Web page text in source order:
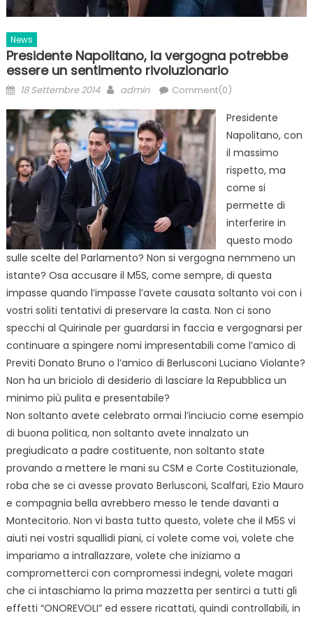
News
Presidente Napolitano, la vergogna potrebbe
essere un sentimento rivoluzionario
Posted
18 Settembre 2014 Author
admin Comment(0)
Presidente
Napolitano, con
il massimo
rispetto, ma
come si
permette di
interferire in
questo modo
sulle scelte del Parlamento? Non si vergogna nemmeno un
istante? Osa accusare il M5S, come sempre, di questa
impasse quando l’impasse l’avete causata soltanto voi con i
vostri soliti tentativi di preservare la casta. Non ci sono
specchi al Quirinale per guardarsi in faccia e vergognarsi per
continuare a spingere nomi impresentabili come l’amico di
Previti Donato Bruno o l’amico di Berlusconi Luciano Violante?
Non ha un briciolo di desiderio di lasciare la Repubblica un
minimo più pulita e presentabile?
Non soltanto avete celebrato ormai l’inciucio come esempio
di buona politica, non soltanto avete innalzato un
pregiudicato a padre costituente, non soltanto state
provando a mettere le mani su CSM e Corte Costituzionale,
roba che se ci avesse provato Berlusconi, Scalfari, Ezio Mauro
e compagnia bella avrebbero messo le tende davanti a
Montecitorio. Non vi basta tutto questo, volete che il M5S vi
aiuti nei vostri squallidi piani, ci volete come voi, volete che
impariamo a intrallazzare, volete che iniziamo a
comprometterci con compromessi indegni, volete magari
che ci intaschiamo la prima mazzetta per sentirci a tutti gli
effetti “ONOREVOLI” ed essere ricattati, quindi controllabili, in